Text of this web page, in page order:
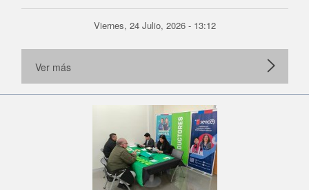
Viernes, 24 Julio, 2026 - 13:12
Ver más